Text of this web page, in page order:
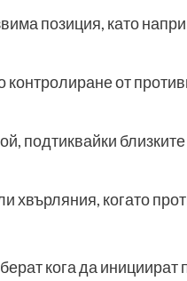
позиция, като
от
подтиквайки
хвърляния, когато
кога да инициират